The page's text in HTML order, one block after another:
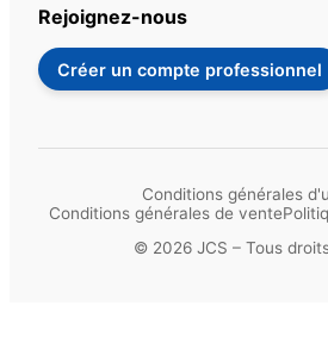
Rejoignez-nous
Créer un compte professionnel
Conditions générales
Conditions générales de vente
© 2026 JCS – Tous